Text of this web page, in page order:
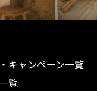
キャンペーン一覧
覧